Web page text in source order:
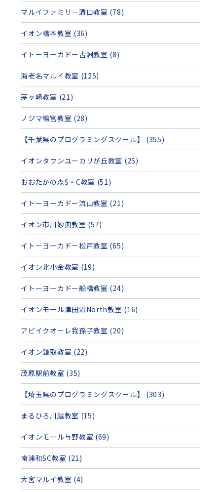
マルイファミリー溝口教室 (78)
イオン橋本教室 (36)
イトーヨーカドー古淵教室 (8)
海老名マルイ教室 (125)
茅ヶ崎教室 (21)
ノジマ鴨宮教室 (28)
【千葉県のプログラミングスクール】 (355)
イオンタウンユーカリが丘教室 (25)
おおたかの森S・C教室 (51)
イトーヨーカドー流山教室 (21)
イオン市川妙典教室 (57)
イトーヨーカドー松戸教室 (65)
イオン北小金教室 (19)
イトーヨーカドー船橋教室 (24)
イオンモール津田沼North教室 (16)
アビイクオーレ我孫子教室 (20)
イオン鎌取教室 (22)
茂原駅前教室 (35)
【埼玉県のプログラミングスクール】 (303)
まるひろ川越教室 (15)
イオンモール与野教室 (69)
南浦和SC教室 (21)
大宮マルイ教室 (4)